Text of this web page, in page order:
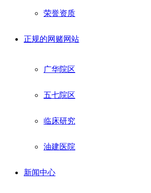
荣誉资质
正规的网赌网站
广华院区
五七院区
临床研究
油建医院
新闻中心